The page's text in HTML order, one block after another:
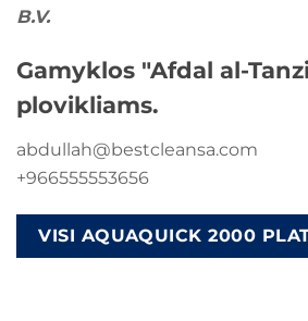
B.V.
Gamyklos "Afdal al-
plovikliams.
abdullah@bestcleansa.com
+966555553656
VISI AQUAQUICK 2000